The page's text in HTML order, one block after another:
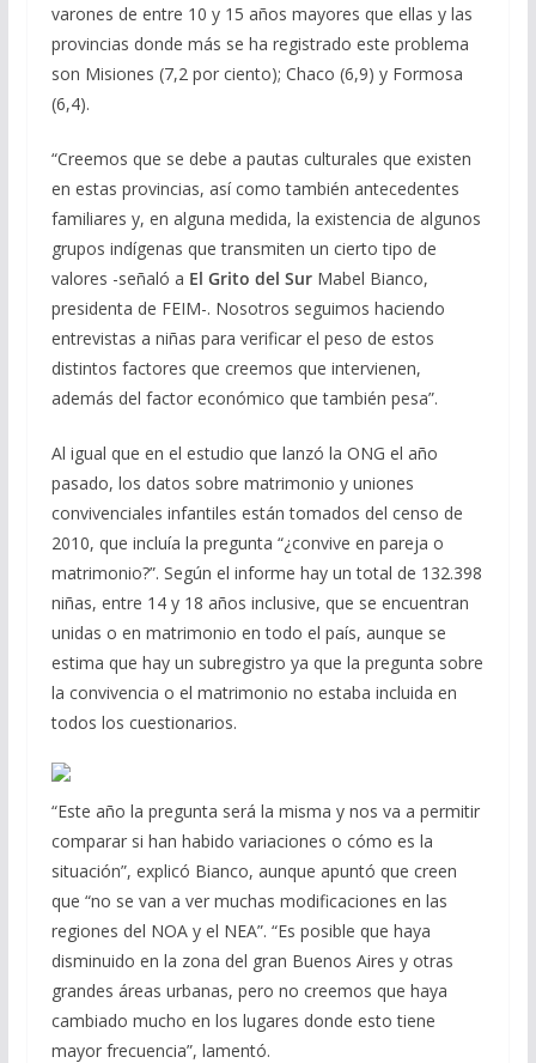
varones de entre 10 y 15 años mayores que ellas y las
provincias donde más se ha registrado este problema
son Misiones (7,2 por ciento); Chaco (6,9) y Formosa
(6,4).
“Creemos que se debe a pautas culturales que existen
en estas provincias, así como también antecedentes
familiares y, en alguna medida, la existencia de algunos
grupos indígenas que transmiten un cierto tipo de
valores -señaló a El Grito del SurMabel Bianco,
presidenta de FEIM-. Nosotros seguimos haciendo
entrevistas a niñas para verificar el peso de estos
distintos factores que creemos que intervienen,
además del factor económico que también pesa”.
Al igual que en el estudio que lanzó la ONG el año
pasado, los datos sobre matrimonio y uniones
convivenciales infantiles están tomados del censo de
2010, que incluía la pregunta “¿convive en pareja o
matrimonio?”. Según el informe hay un total de 132.398
niñas, entre 14 y 18 años inclusive, que se encuentran
unidas o en matrimonio en todo el país, aunque se
estima que hay un subregistro ya que la pregunta sobre
la convivencia o el matrimonio no estaba incluida en
todos los cuestionarios.
“Este año la pregunta será la misma y nos va a permitir
comparar si han habido variaciones o cómo es la
situación”, explicó Bianco, aunque apuntó que creen
que “no se van a ver muchas modificaciones en las
regiones del NOA y el NEA”. “Es posible que haya
disminuido en la zona del gran Buenos Aires y otras
grandes áreas urbanas, pero no creemos que haya
cambiado mucho en los lugares donde esto tiene
mayor frecuencia”, lamentó.